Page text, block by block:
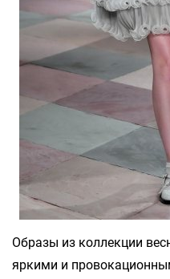
Образы из коллекции
яркими и